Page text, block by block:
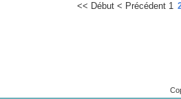
<< Début < Précédent 1